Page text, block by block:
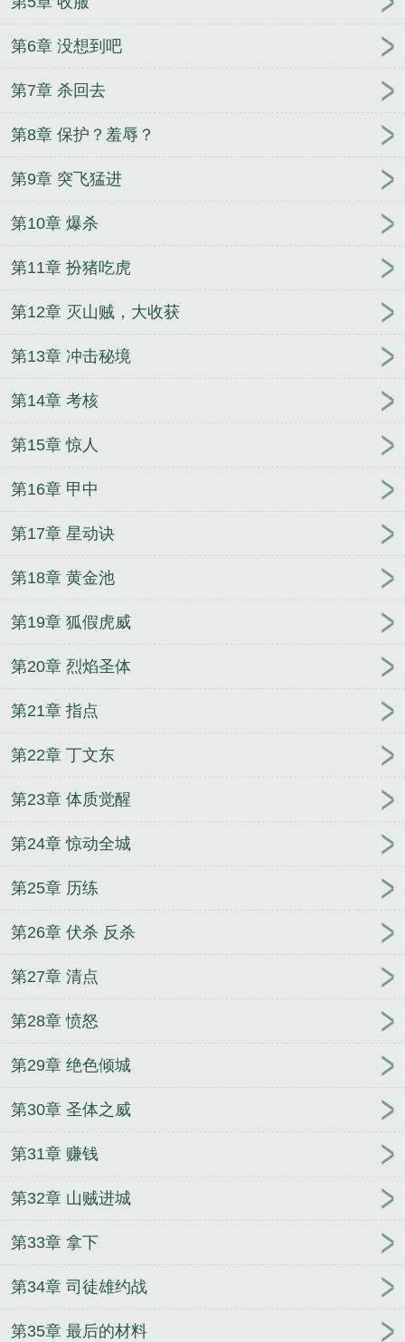
第6章 没想到吧
第7章 杀回去
第8章 保护？羞辱？
第9章 突飞猛进
第10章 爆杀
第11章 扮猪吃虎
第12章 灭山贼，大收获
第13章 冲击秘境
第14章 考核
第15章 惊人
第16章 甲中
第17章 星动诀
第18章 黄金池
第19章 狐假虎威
第20章 烈焰圣体
第21章 指点
第22章 丁文东
第23章 体质觉醒
第24章 惊动全城
第25章 历练
第26章 伏杀 反杀
第27章 清点
第28章 愤怒
第29章 绝色倾城
第30章 圣体之威
第31章 赚钱
第32章 山贼进城
第33章 拿下
第34章 司徒雄约战
第35章 最后的材料